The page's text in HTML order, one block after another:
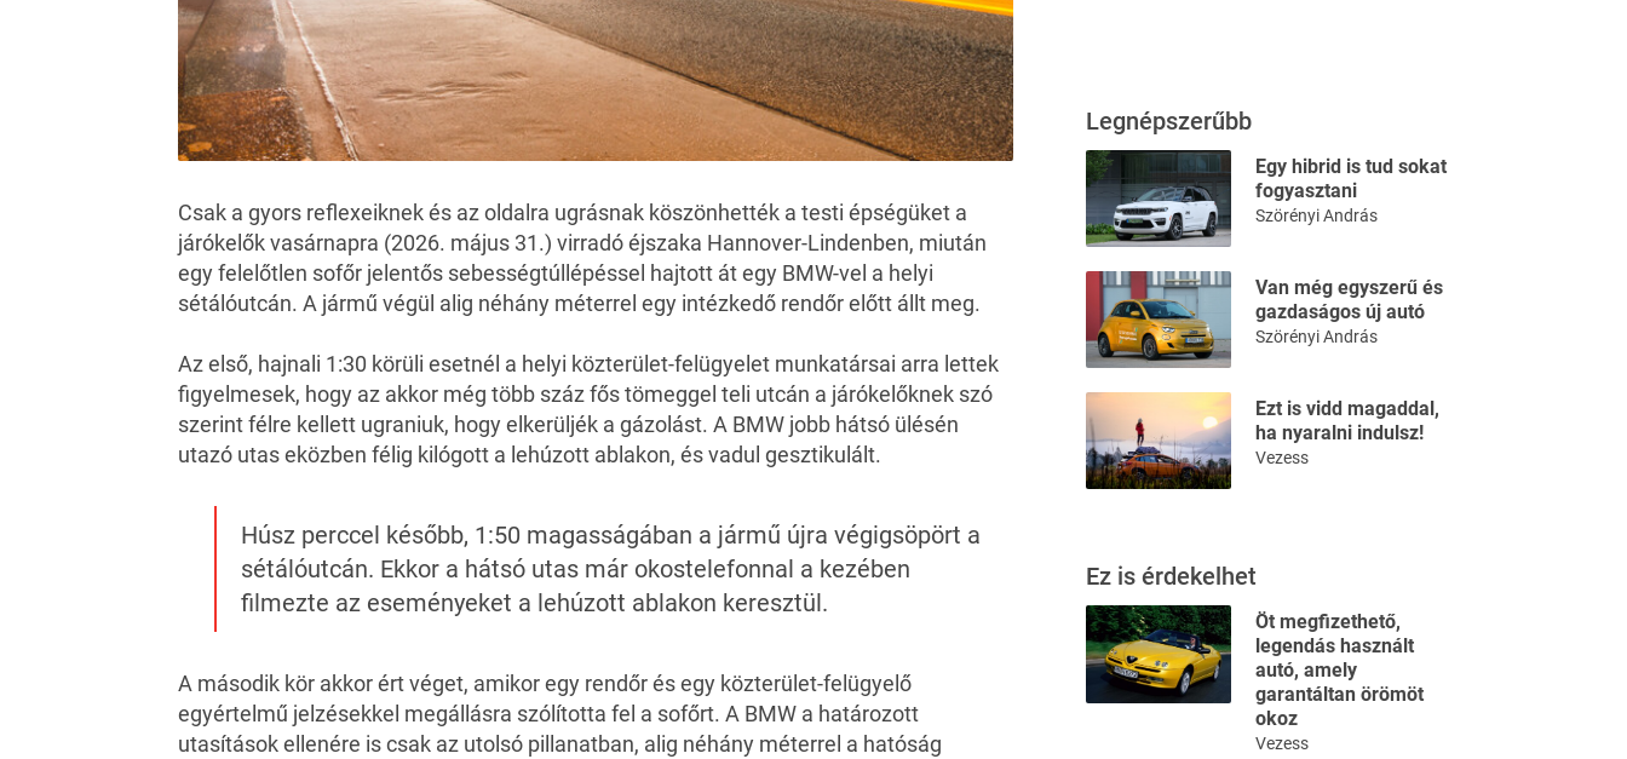
Csak a gyors reflexeiknek és az oldalra ugrásnak köszönhették a testi épségüket a
járókelők vasárnapra (2026. május 31.) virradó éjszaka Hannover-Lindenben, miután
egy felelőtlen sofőr jelentős sebességtúllépéssel hajtott át egy BMW-vel a helyi
sétálóutcán. A jármű végül alig néhány méterrel egy intézkedő rendőr előtt állt meg.
Az első, hajnali 1:30 körüli esetnél a helyi közterület-felügyelet munkatársai arra lettek
figyelmesek, hogy az akkor még több száz fős tömeggel teli utcán a járókelőknek szó
szerint félre kellett ugraniuk, hogy elkerüljék a gázolást. A BMW jobb hátsó ülésén
utazó utas eközben félig kilógott a lehúzott ablakon, és vadul gesztikulált.
Húsz perccel később, 1:50 magasságában a jármű újra végigsöpört a
sétálóutcán. Ekkor a hátsó utas már okostelefonnal a kezében
filmezte az eseményeket a lehúzott ablakon keresztül.
A második kör akkor ért véget, amikor egy rendőr és egy közterület-felügyelő
egyértelmű jelzésekkel megállásra szólította fel a sofőrt. A BMW a határozott
utasítások ellenére is csak az utolsó pillanatban, alig néhány méterrel a hatóság
Legnépszerűbb
Egy hibrid is tud sokat
fogyasztani
Szörényi András
Van még egyszerű és
gazdaságos új autó
Szörényi András
Ezt is vidd magaddal,
ha nyaralni indulsz!
Vezess
Ez is érdekelhet
Öt megfizethető,
legendás használt
autó, amely
garantáltan örömöt
okoz
Vezess